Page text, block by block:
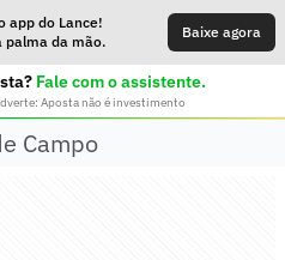
app do Lance!
palma da mão.
Baixe agora
Fale com o assistente.
Aposta não é investimento
Campo